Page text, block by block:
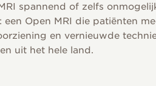
spannend of zelfs
een Open MRI die patiënten
en vernieuwde
uit het hele land.